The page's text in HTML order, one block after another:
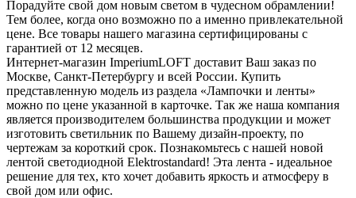
Порадуйте свой дом новым светом в чудесном обрамлении!
Тем более, когда оно возможно по а именно привлекательной
цене. Все товары нашего магазина сертифицированы с
гарантией от 12 месяцев.
Интернет-магазин ImperiumLOFT доставит Ваш заказ по
Москве, Санкт-Петербургу и всей России. Купить
представленную модель из раздела «Лампочки и ленты»
можно по цене указанной в карточке. Так же наша компания
является производителем большинства продукции и может
изготовить светильник по Вашему дизайн-проекту, по
чертежам за короткий срок. Познакомьтесь с нашей новой
лентой светодиодной Elektrostandard! Эта лента - идеальное
решение для тех, кто хочет добавить яркость и атмосферу в
свой дом или офис.